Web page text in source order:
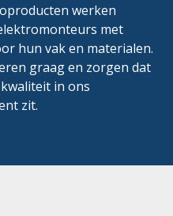
werken
met
hun vak en materialen.
graag en zorgen dat
in ons
zit.